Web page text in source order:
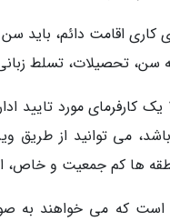
به سن، تحصیلات، تسلط
برای دریافت ویزای 186 یک
ها کم جمعیت و خاص،
افرادی است که می